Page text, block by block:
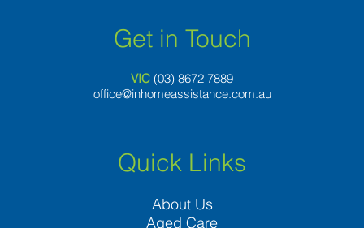
Get in Touch
VIC (03) 8672 7889
office@inhomeassistance.com.au
Quick Links
About Us
Aged Care